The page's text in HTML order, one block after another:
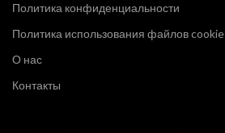
Политика конфиденциальности
Политика использования файлов cookie
О нас
Контакты